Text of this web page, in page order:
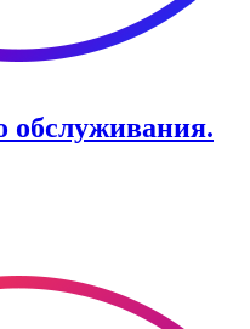
обслуживания.